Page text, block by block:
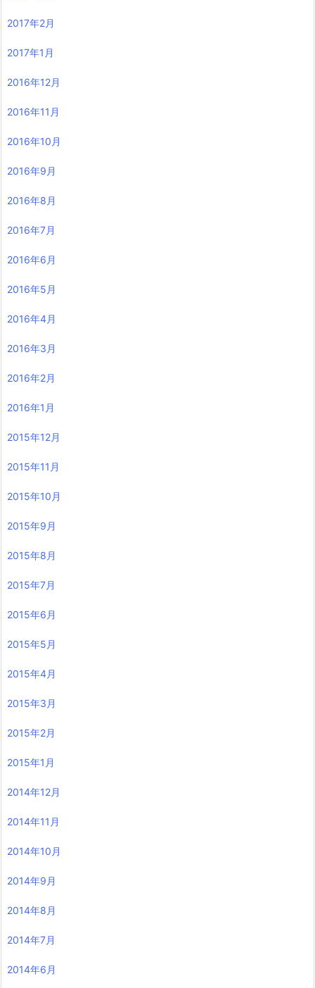
2017年2月
2017年1月
2016年12月
2016年11月
2016年10月
2016年9月
2016年8月
2016年7月
2016年6月
2016年5月
2016年4月
2016年3月
2016年2月
2016年1月
2015年12月
2015年11月
2015年10月
2015年9月
2015年8月
2015年7月
2015年6月
2015年5月
2015年4月
2015年3月
2015年2月
2015年1月
2014年12月
2014年11月
2014年10月
2014年9月
2014年8月
2014年7月
2014年6月